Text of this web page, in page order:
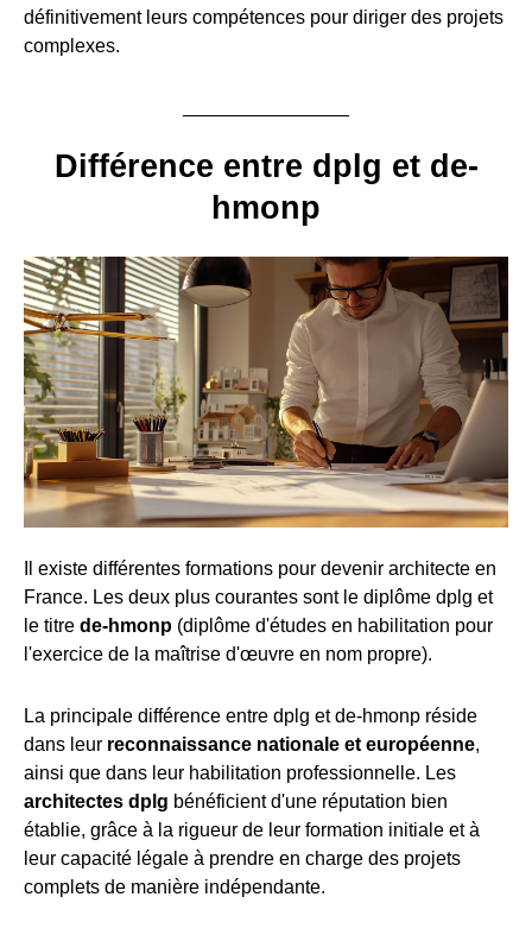
définitivement leurs compétences pour diriger des projets
complexes.
Différence entre dplg et de-
hmonp
Il existe différentes formations pour devenir architecte en
France. Les deux plus courantes sont le diplôme dplg et
le titre de-hmonp (diplôme d'études en habilitation pour
l'exercice de la maîtrise d'œuvre en nom propre).
La principale différence entre dplg et de-hmonp réside
dans leur reconnaissance nationale et européenne,
ainsi que dans leur habilitation professionnelle. Les
architectes dplg bénéficient d'une réputation bien
établie, grâce à la rigueur de leur formation initiale et à
leur capacité légale à prendre en charge des projets
complets de manière indépendante.